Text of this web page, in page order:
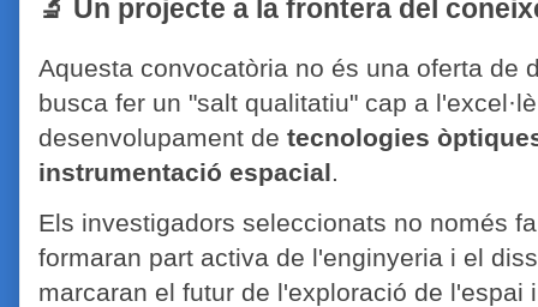
🔬 Un projecte a la frontera del
Aquesta convocatòria no és una oferta de
busca fer un "salt qualitatiu" cap a
desenvolupament de tecnologies
instrumentació espacial.
Els investigadors seleccionats no només
formaran part activa de l'enginyeria i el
marcaran el futur de l'exploració de l'espai